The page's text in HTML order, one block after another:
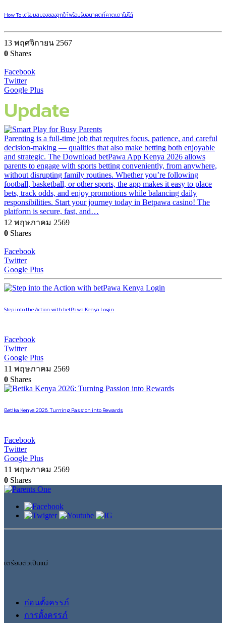
How To เตรียมสมองของลูกให้พร้อมรับอนาคตที่คาดเดาไม่ได้
13 พฤศจิกายน 2567
0 Shares
Facebook
Twitter
Google Plus
Update
Parenting is a full-time job that requires focus, patience, and careful
decision-making — qualities that also make betting both enjoyable
and strategic. The Download betPawa App Kenya 2026 allows
parents to engage with sports betting conveniently, from anywhere,
without disrupting family routines. Whether you’re following
football, basketball, or other sports, the app makes it easy to place
bets, track odds, and enjoy promotions while balancing daily
responsibilities. Start your journey today in Betpawa casino! The
platform is secure, fast, and…
12 พฤษภาคม 2569
0 Shares
Facebook
Twitter
Google Plus
Step into the Action with betPawa Kenya Login
Facebook
Twitter
Google Plus
11 พฤษภาคม 2569
0 Shares
Betika Kenya 2026: Turning Passion into Rewards
Facebook
Twitter
Google Plus
11 พฤษภาคม 2569
0 Shares
เตรียมตัวเป็นแม่
ก่อนตั้งครรภ์
การตั้งครรภ์